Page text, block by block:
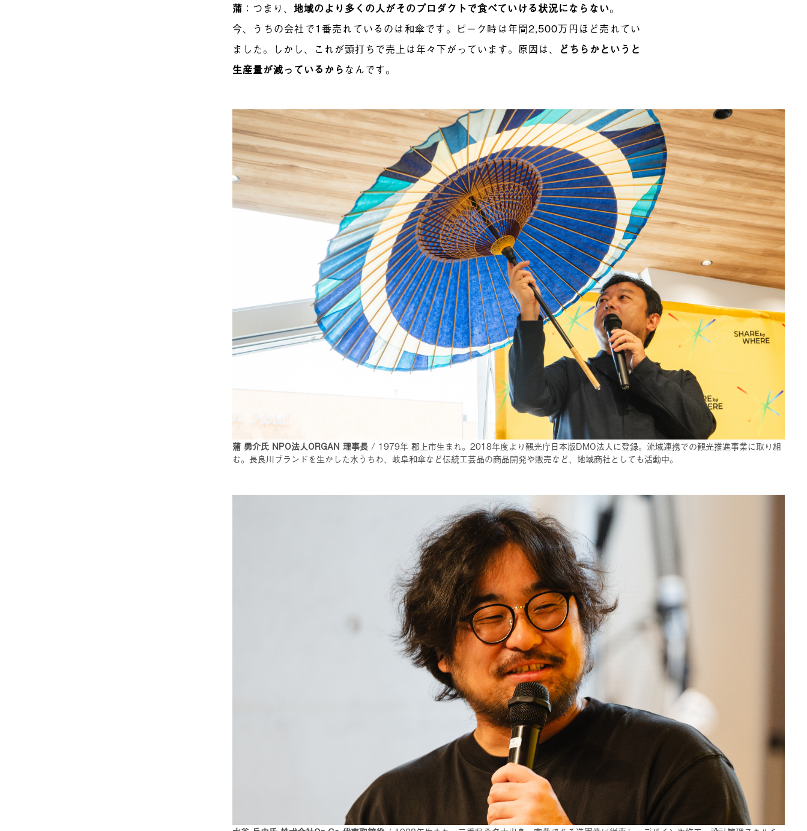
蒲 ：つまり、 地域のより多くの人がそのプロダクトで食べていける状況にならない。
今、うちの会社で1番売れているのは和傘です。ピーク時は年間2,500万円ほど売れてい
ました。しかし、これが頭打ちで売上は年々下がっています。原因は、
どちらかというと
生産量が減っているから なんです。
蒲 勇介氏 NPO法人ORGAN 理事長 / 1979年 郡上市生まれ。2018年度より観光庁日本版DMO法人に登録。流域連携での観光推進事業に取り組
む。長良川ブランドを生かした水うちわ、岐阜和傘など伝統工芸品の商品開発や販売など、地域商社としても活動中。